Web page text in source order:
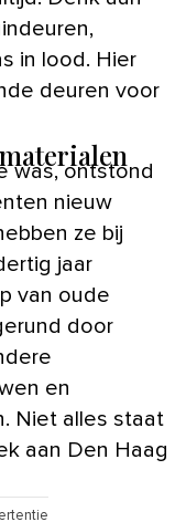
in lood. Hier
deuren voor
was, ontstond
nieuw
ze bij
jaar
van oude
door
en
Niet alles staat
aan Den Haag